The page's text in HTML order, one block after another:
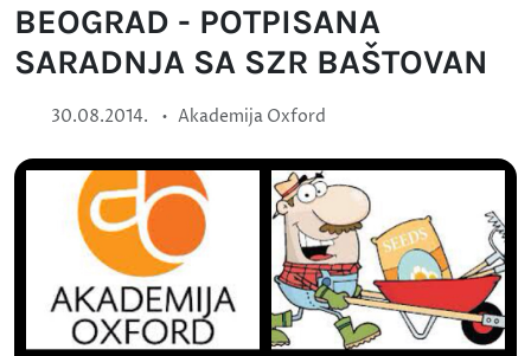
BEOGRAD - POTPISANA
SARADNJA SA SZR BAŠTOVAN
30.08.2014. • Akademija Oxford